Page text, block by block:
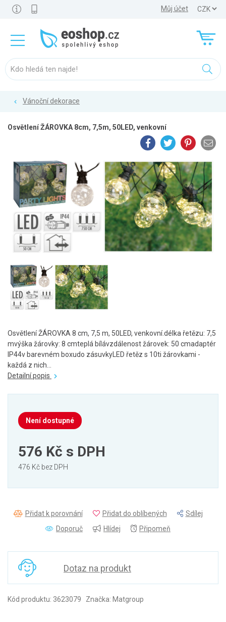
Můj účet
Vánoční dekorace
Osvětlení ŽÁROVKA 8cm, 7,5m, 50LED, venkovní
Osvětlení ŽÁROVKA 8 cm, 7,5 m, 50LED, venkovní.délka řetězu: 7,5
mvýška žárovky: 8 cmteplá bílávzdálenost žárovek: 50 cmadaptér
IP44v barevném boxudo zásuvkyLED řetěz s 10ti žárovkami -
každá z nich...
Detailní popis
Není dostupné
576 Kč s DPH
476 Kč bez DPH
Přidat k porovnání Přidat do oblíbených
Sdílej
Doporuč
Hlídej Připomeň
Dotaz na produkt
Kód produktu: 3623079 Značka: Matgroup